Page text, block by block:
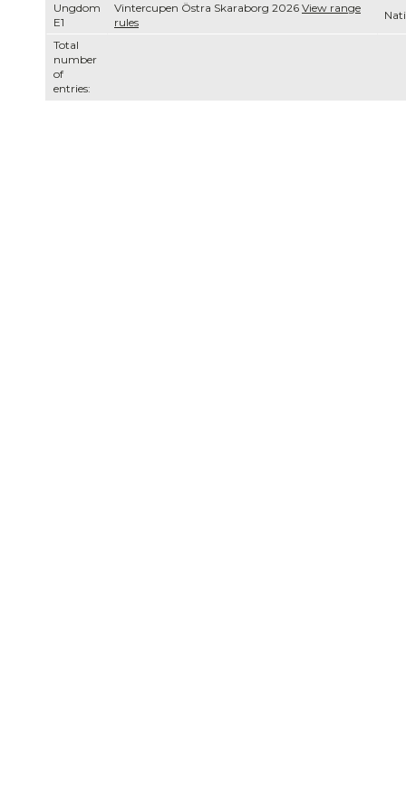
Total
number
of
entries:
Ungdom
E1
Vintercupen Östra Skaraborg 2026 View range
rules